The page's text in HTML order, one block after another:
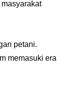
petani.
memasuki era